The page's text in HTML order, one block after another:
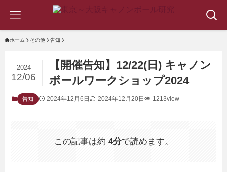
ホーム その他 告知
【開催告知】12/22(日) キャノン
ボールワークショップ2024
2024
12/06
告知 2024年12月6日 2024年12月20日 1213view
この記事は約 4分で読めます。